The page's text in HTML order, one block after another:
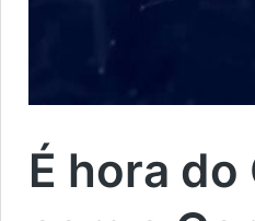
É hora